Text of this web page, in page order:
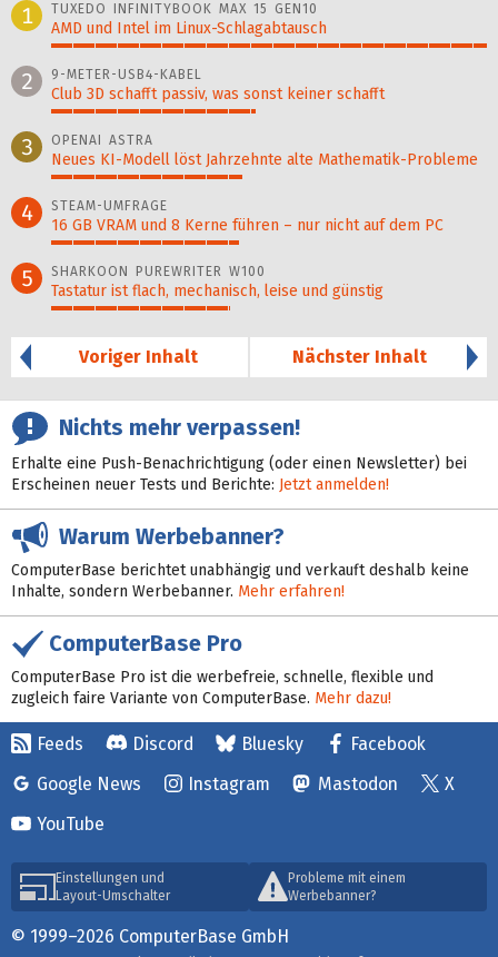
1
TUXEDO INFINITYBOOK MAX 15 GEN10
AMD und Intel im Linux-Schlagabtausch
2 9-METER-USB4-KABEL
Club 3D schafft passiv, was sonst keiner schafft
3 OPENAI ASTRA
Neues KI-Modell löst Jahr­zehn­te alte Ma­thematik-Pro­ble­me
4 STEAM-UMFRAGE
16 GB VRAM und 8 Kerne führen – nur nicht auf dem PC
5 SHARKOON PUREWRITER W100
Tastatur ist flach, mechanisch, leise und günstig
Voriger Inhalt
Nächster Inhalt
Nichts mehr verpassen!
Erhalte eine Push-Benachrichtigung (oder einen Newsletter) bei
Erscheinen neuer Tests und Berichte: Jetzt anmelden!
Warum Werbebanner?
ComputerBase berichtet unabhängig und verkauft deshalb keine
Inhalte, sondern Werbebanner. Mehr erfahren!
ComputerBase Pro
ComputerBase Pro ist die werbefreie, schnelle, flexible und
zugleich faire Variante von ComputerBase. Mehr dazu!
Feeds Discord Bluesky
Facebook
Google News
Instagram Mastodon
X
YouTube
Einstellungen und
Layout-Umschalter
Probleme mit einem
Werbebanner?
© 1999–2026 ComputerBase GmbH